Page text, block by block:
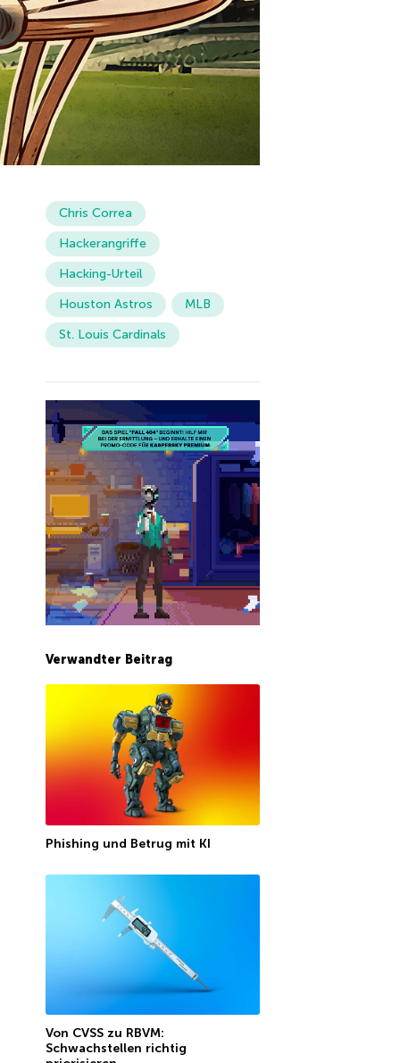
Chris Correa
Hackerangriffe
Hacking-Urteil
Houston Astros
MLB
St. Louis Cardinals
Verwandter Beitrag
Phishing und Betrug mit KI
Von CVSS zu RBVM:
Schwachstellen richtig